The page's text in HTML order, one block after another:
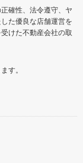
確性、法令遵守、ヤ
た優良な店舗運営を
けた不動産会社の取
す。